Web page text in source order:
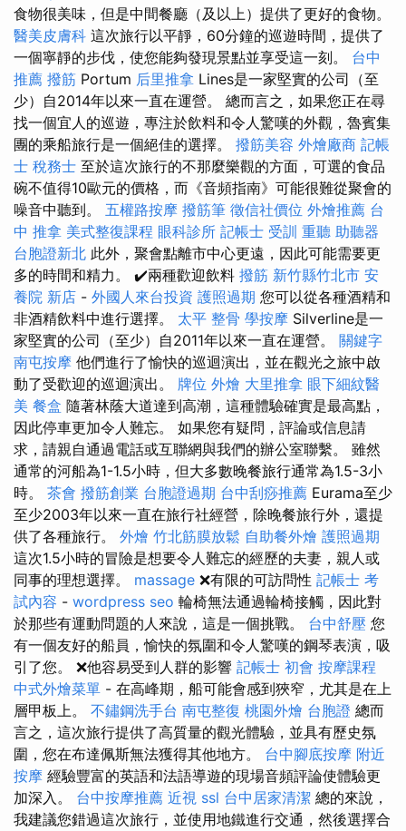
食物很美味，但是中間餐廳（及以上）提供了更好的食物。
醫美皮膚科 這次旅行以平靜，60分鐘的巡遊時間，提供了
一個寧靜的步伐，使您能夠發現景點並享受這一刻。 台中
推薦 撥筋 Portum 后里推拿 Lines是一家堅實的公司（至
少）自2014年以來一直在運營。 總而言之，如果您正在尋
找一個宜人的巡遊，專注於飲料和令人驚嘆的外觀，魯賓集
團的乘船旅行是一個絕佳的選擇。 撥筋美容 外燴廠商 記帳
士 稅務士 至於這次旅行的不那麼樂觀的方面，可選的食品
碗不值得10歐元的價格，而《音頻指南》可能很難從聚會的
噪音中聽到。 五權路按摩 撥筋筆 徵信社價位 外燴推薦 台
中 推拿 美式整復課程 眼科診所 記帳士 受訓 重聽 助聽器
台胞證新北 此外，聚會點離市中心更遠，因此可能需要更
多的時間和精力。 ✔️兩種歡迎飲料 撥筋 新竹縣竹北市 安
養院 新店 - 外國人來台投資 護照過期 您可以從各種酒精和
非酒精飲料中進行選擇。 太平 整骨 學按摩 Silverline是一
家堅實的公司（至少）自2011年以來一直在運營。 關鍵字
南屯按摩 他們進行了愉快的巡迴演出，並在觀光之旅中啟
動了受歡迎的巡迴演出。 牌位 外燴 大里推拿 眼下細紋醫
美 餐盒 隨著林蔭大道達到高潮，這種體驗確實是最高點，
因此停車更加令人難忘。 如果您有疑問，評論或信息請
求，請親自通過電話或互聯網與我們的辦公室聯繫。 雖然
通常的河船為1-1.5小時，但大多數晚餐旅行通常為1.5-3小
時。 茶會 撥筋創業 台胞證過期 台中刮痧推薦 Eurama至少
至少2003年以來一直在旅行社經營，除晚餐旅行外，還提
供了各種旅行。 外燴 竹北筋膜放鬆 自助餐外燴 護照過期
這次1.5小時的冒險是想要令人難忘的經歷的夫妻，親人或
同事的理想選擇。 massage ❌有限的可訪問性 記帳士 考
試內容 - wordpress seo 輪椅無法通過輪椅接觸，因此對
於那些有運動問題的人來說，這是一個挑戰。 台中舒壓 您
有一個友好的船員，愉快的氛圍和令人驚嘆的鋼琴表演，吸
引了您。 ❌他容易受到人群的影響 記帳士 初會 按摩課程
中式外燴菜單 - 在高峰期，船可能會感到狹窄，尤其是在上
層甲板上。 不鏽鋼洗手台 南屯整復 桃園外燴 台胞證 總而
言之，這次旅行提供了高質量的觀光體驗，並具有歷史氛
圍，您在布達佩斯無法獲得其他地方。 台中腳底按摩 附近
按摩 經驗豐富的英語和法語導遊的現場音頻評論使體驗更
加深入。 台中按摩推薦 近視 ssl 台中居家清潔 總的來說，
我建議您錯過這次旅行，並使用地鐵進行交通，然後選擇合